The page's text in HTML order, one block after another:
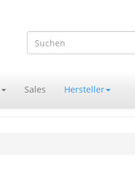
Sales Hersteller